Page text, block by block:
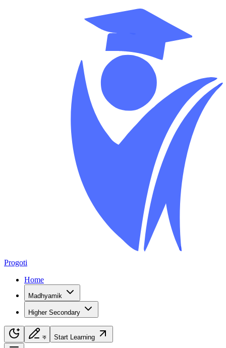
Progoti
Home
Madhyamik
Higher Secondary
ক Start Learning